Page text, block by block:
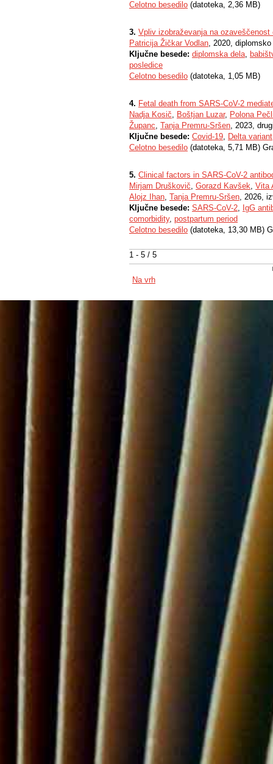
1 - 5 / 5
Celotno besedilo (datoteka, 2,36 MB)
3. Vpliv izobraževanja na
Patricija Žičkar Vodlan, 2020, diplomsko
Ključne besede: diplomska dela,
posledice
Celotno besedilo (datoteka, 1,05 MB)
4. Fetal death from SARS-CoV-2
Nadja Kosič, Boštjan Luzar, Polona
Županc, Tanja Premru-Sršen, 2023,
Ključne besede: Covid-19, Delta variant
Celotno besedilo (datoteka, 5,71 MB)
5. Clinical factors in SARS-CoV-2
Mirjam Druškovič, Gorazd Kavšek, Vita
Alojz Ihan, Tanja Premru-Sršen, 2026,
Ključne besede: SARS-CoV-2, IgG
comorbidity, postpartum period
Celotno besedilo (datoteka, 13,30 MB)
Na vrh